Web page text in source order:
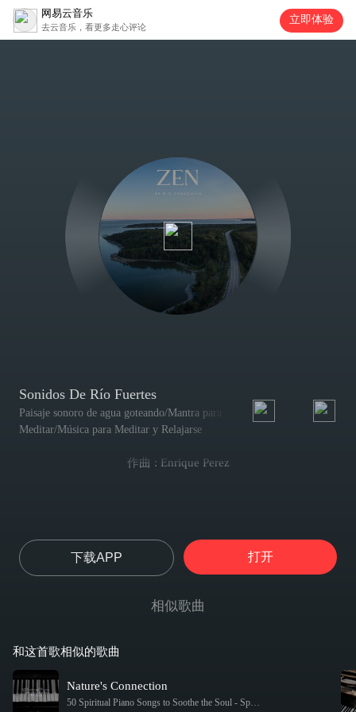
网易云音乐
去云音乐，看更多走心评论
立即体验
Sonidos De Río Fuertes
Paisaje sonoro de agua goteando/Mantra para
Meditar/Música para Meditar y Relajarse
作曲 : Enrique Perez
下载APP 打开
相似歌曲
和这首歌相似的歌曲
Nature's Connection
50 Spiritual Piano Songs to Soothe the Soul - Spa Relaxation & Spa / Música para Meditar y Relajarse / Música para Bebés